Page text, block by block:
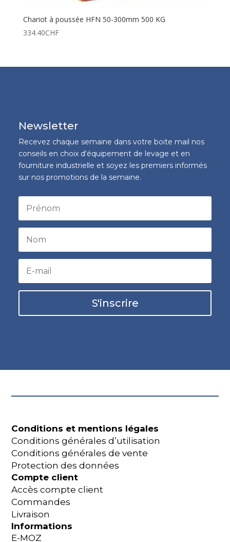
Chariot à poussée HFN 50-300mm 500 KG
334.40CHF
Newsletter
Recevez chaque semaine dans votre boite mail nos
conseils en choix d'équipement de levage et en
fourniture industrielle et soyez les premiers informés
sur nos promotions de la semaine.
S'inscrire
Conditions et mentions légales
Conditions générales d’utilisation
Conditions générales de vente
Protection des données
Compte client
Accès compte client
Commandes
Livraison
Informations
E-MOZ